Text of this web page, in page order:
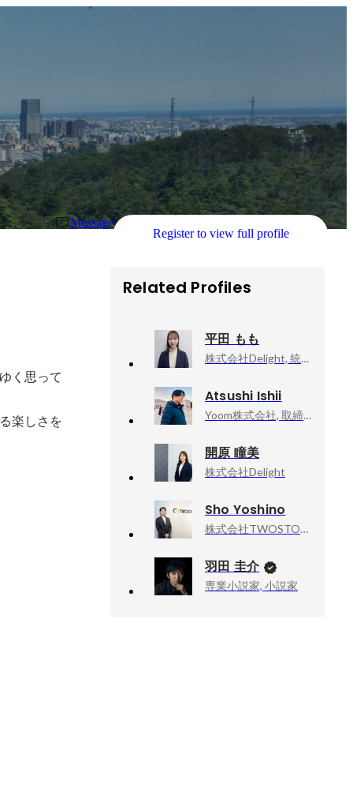
Message
Register to view full profile
く思って
楽しさを
Related Profiles
平田 もも
株式会社Delight, 統括部長
Atsushi Ishii
Yoom株式会社, 取締役CTO、COO
開原 瞳美
株式会社Delight
Sho Yoshino
株式会社TWOSTONE&Sons, 執行役員
羽田 圭介
専業小説家, 小説家